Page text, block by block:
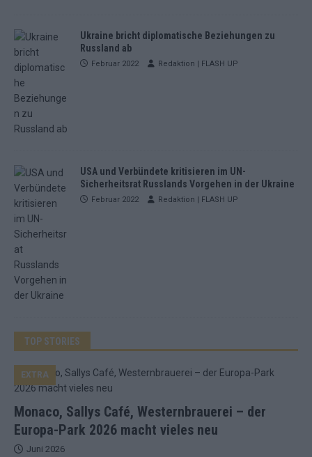
Ukraine bricht diplomatische Beziehungen zu
Russland ab
Februar 2022 Redaktion | FLASH UP
USA und Verbündete kritisieren im UN-
Sicherheitsrat Russlands Vorgehen in der Ukraine
Februar 2022 Redaktion | FLASH UP
TOP STORIES
Monaco, Sallys Café, Westernbrauerei – der
Europa-Park 2026 macht vieles neu
EXTRA
Juni 2026